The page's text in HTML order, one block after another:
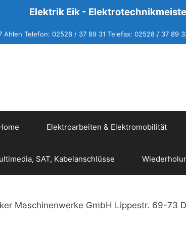
Elektrik Eik -
Ahlen Telefon: 02528 / 37 89 31 Telefax: 02528 / 37 89
Elektroarbeiten & Elektromobilität
SAT, Kabelanschlüsse